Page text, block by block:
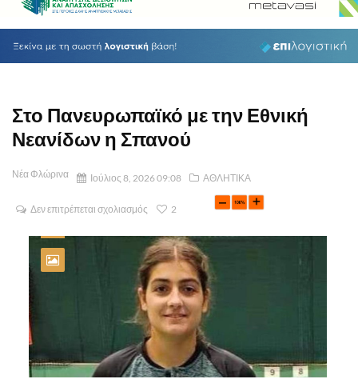
Στο Πανευρωπαϊκό με την Εθνική
Νεανίδων η Σπανού
Νέα Φλώρινα Ιούλιος 8, 2026 09:08 ΑΘΛΗΤΙΚΑ
Δεν επιτρέπεται σχολιασμός 2